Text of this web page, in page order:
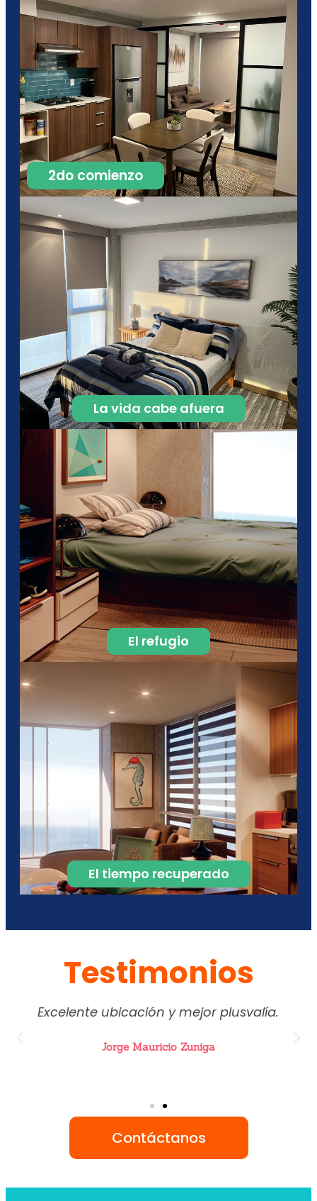
2do comienzo
La vida cabe afuera
El refugio
El tiempo recuperado
Testimonios
Excelente ubicación y mejor plusvalía.
Jorge Mauricio Zuniga
Contáctanos